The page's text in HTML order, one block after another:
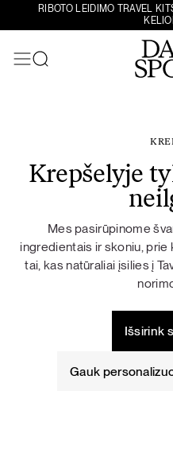
RIBOTO LEIDIMO TRAVEL
Krepšelyje
Mes pasirūpinome
ingredientais ir skoniu, prie
tai, kas natūraliai įsilies į
Išsirink
Gauk